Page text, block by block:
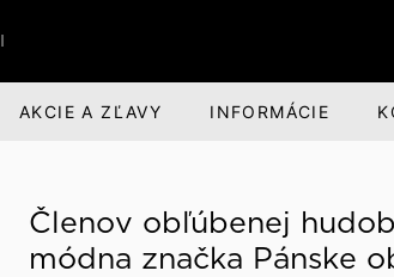
obuv Darčeky
AKCIE A ZĽAVY INFORMÁCIE
zodpovednosť O
Členov obľúbenej
módna značka Pánske